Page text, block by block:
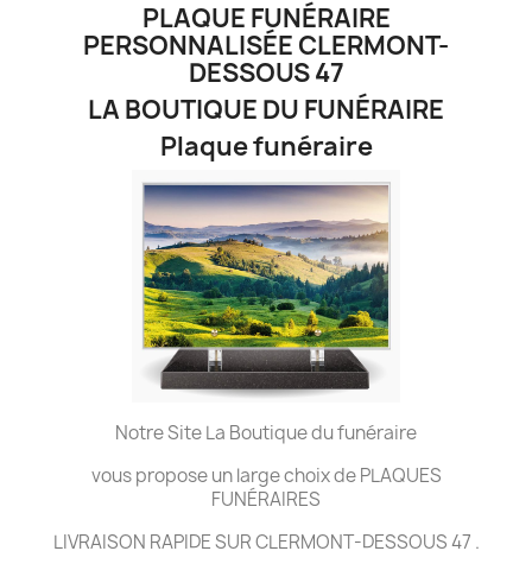
PLAQUE FUNÉRAIRE
PERSONNALISÉE CLERMONT-
DESSOUS 47
LA BOUTIQUE DU FUNÉRAIRE
Plaque funéraire
Notre Site La Boutique du funéraire
vous propose un large choix de PLAQUES
FUNÉRAIRES
LIVRAISON RAPIDE SUR CLERMONT-DESSOUS 47 .